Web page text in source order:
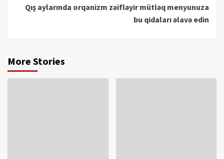
Qış aylarında orqanizm zəifləyir mütləq menyunuza
bu qidaları əlavə edin
More Stories